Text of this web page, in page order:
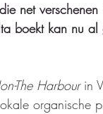
net
boekt kan nu
The Harbour in
organische